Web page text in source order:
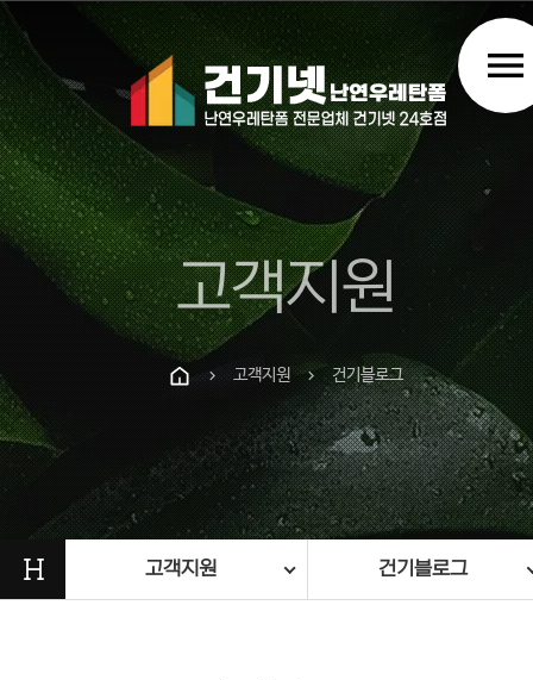
menu
고객지원
chevron_right 고객지원 chevron_right 건기블로그
H 고객지원 건기블로그